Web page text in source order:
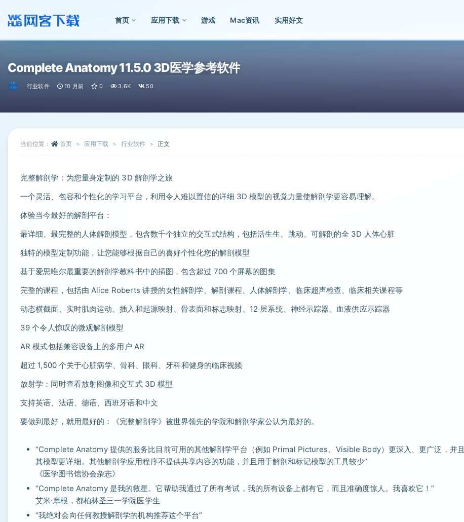
首页 应用下载 游戏 Mac资讯 实用好文
Complete Anatomy 11.5.0 3D医学参考软件
行业软件 10 月前 0 3.6K 50
当前位置： 首页 应用下载 行业软件 正文
完整解剖学：为您量身定制的 3D 解剖学之旅
一个灵活、包容和个性化的学习平台，利用令人难以置信的详细 3D 模型的视觉力量使解剖学更容易理解。
体验当今最好的解剖平台：
最详细、最完整的人体解剖模型，包含数千个独立的交互式结构，包括活生生、跳动、可解剖的全 3D 人体心脏
独特的模型定制功能，让您能够根据自己的喜好个性化您的解剖模型
基于爱思唯尔最重要的解剖学教科书中的插图，包含超过 700 个屏幕的图集
完整的课程，包括由 Alice Roberts 讲授的女性解剖学、解剖课程、人体解剖学、临床超声检查、临床相关课程等
动态横截面、实时肌肉运动、插入和起源映射、骨表面和标志映射、12 层系统、神经示踪器、血液供应示踪器
39 个令人惊叹的微观解剖模型
AR 模式包括兼容设备上的多用户 AR
超过 1,500 个关于心脏病学、骨科、眼科、牙科和健身的临床视频
放射学：同时查看放射图像和交互式 3D 模型
支持英语、法语、德语、西班牙语和中文
要做到最好，就用最好的：《完整解剖学》被世界领先的学院和解剖学家公认为最好的。
“Complete Anatomy 提供的服务比目前可用的其他解剖学平台（例如 Primal Pictures、Visible Body）更深入、更广泛，并且
其模型更详细。其他解剖学应用程序不提供共享内容的功能，并且用于解剖和标记模型的工具较少”
《医学图书馆协会杂志》
“Complete Anatomy 是我的救星。它帮助我通过了所有考试，我的所有设备上都有它，而且准确度惊人。我喜欢它！”
艾米·摩根，都柏林圣三一学院医学生
“我绝对会向任何教授解剖学的机构推荐这个平台”